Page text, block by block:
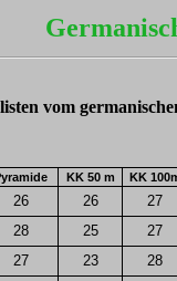
vom
KK 50 m KK
26 26
27
28 25
27
27 23
28